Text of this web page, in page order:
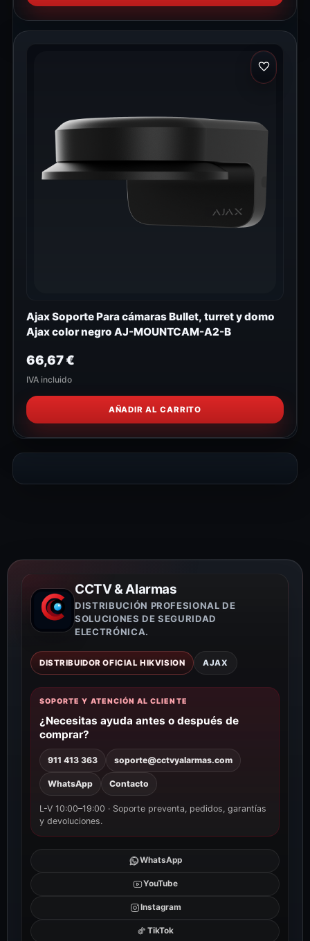
Ajax Soporte Para cámaras Bullet, turret y domo
Ajax color negro AJ-MOUNTCAM-A2-B
66,67€
IVA incluido
AÑADIR AL CARRITO
CCTV & Alarmas
DISTRIBUCIÓN PROFESIONAL DE
SOLUCIONES DE SEGURIDAD
ELECTRÓNICA.
DISTRIBUIDOR OFICIAL HIKVISION AJAX
SOPORTE Y ATENCIÓN AL CLIENTE
¿Necesitas ayuda antes o después de
comprar?
911 413 363 soporte@cctvyalarmas.com
WhatsApp Contacto
L-V 10:00–19:00 · Soporte preventa, pedidos, garantías
y devoluciones.
WhatsApp
YouTube
Instagram
TikTok